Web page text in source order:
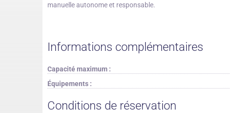
manuelle autonome et responsable.
Informations complémentaires
Capacité maximum :
Équipements :
Conditions de réservation